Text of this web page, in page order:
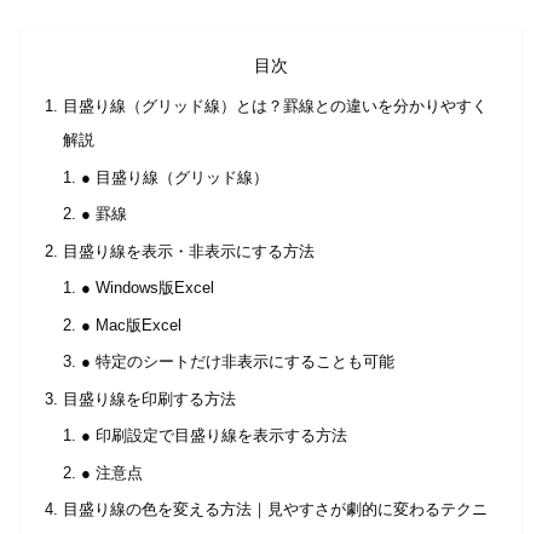
目次
目盛り線（グリッド線）とは？罫線との違いを分かりやすく
解説
● 目盛り線（グリッド線）
● 罫線
目盛り線を表示・非表示にする方法
● Windows版Excel
● Mac版Excel
● 特定のシートだけ非表示にすることも可能
目盛り線を印刷する方法
● 印刷設定で目盛り線を表示する方法
● 注意点
目盛り線の色を変える方法｜見やすさが劇的に変わるテクニ